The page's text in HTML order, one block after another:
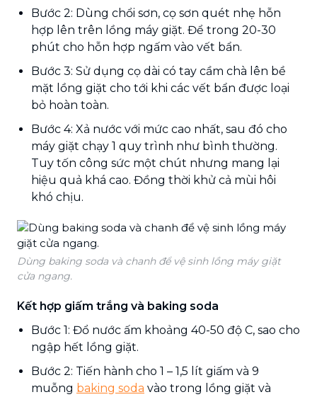
Bước 2: Dùng chổi sơn, cọ sơn quét nhẹ hỗn
hợp lên trên lồng máy giặt. Để trong 20-30
phút cho hỗn hợp ngấm vào vết bẩn.
Bước 3: Sử dụng cọ dài có tay cầm chà lên bề
mặt lồng giặt cho tới khi các vết bẩn được loại
bỏ hoàn toàn.
Bước 4: Xả nước với mức cao nhất, sau đó cho
máy giặt chạy 1 quy trình như bình thường.
Tuy tốn công sức một chút nhưng mang lại
hiệu quả khá cao. Đồng thời khử cả mùi hôi
khó chịu.
Dùng baking soda và chanh để vệ sinh lồng máy giặt
cửa ngang.
Kết hợp giấm trắng và baking soda
Bước 1: Đổ nước ấm khoảng 40-50 độ C, sao cho
ngập hết lồng giặt.
Bước 2: Tiến hành cho 1 – 1,5 lít giấm và 9
muỗng baking soda vào trong lồng giặt và